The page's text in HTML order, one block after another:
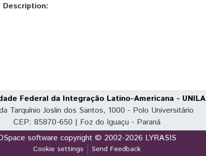
Description:
Federal da Integração Latino-Americana - UNILA
Tarquínio Joslin dos Santos, 1000 - Polo Universitário
CEP: 85870-650 | Foz do Iguaçu - Paraná
software copyright © 2002-2026 LYRASIS
Cookie settings Send Feedback